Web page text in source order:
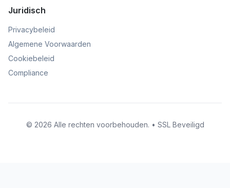
Juridisch
Privacybeleid
Algemene Voorwaarden
Cookiebeleid
Compliance
© 2026 Alle rechten voorbehouden. • SSL Beveiligd